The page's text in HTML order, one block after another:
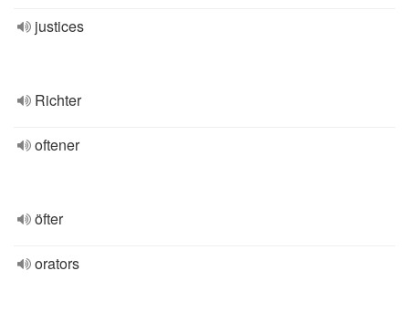
justices
Richter
oftener
öfter
orators